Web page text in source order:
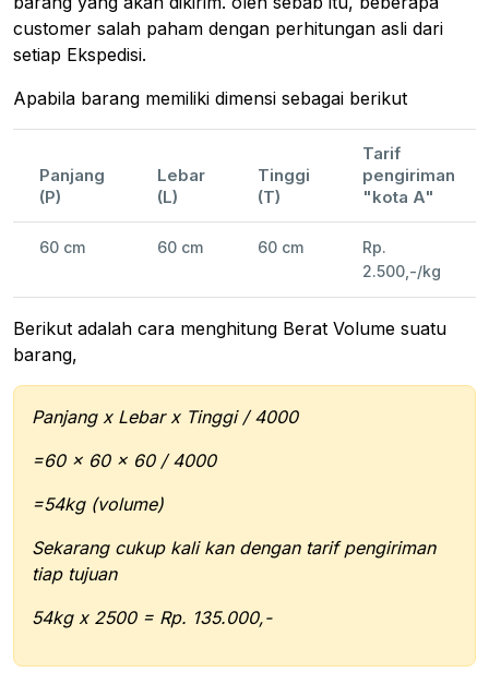
customer salah paham dengan perhitungan asli dari
setiap Ekspedisi.
Apabila barang memiliki dimensi sebagai berikut
Panjang
(P)
Lebar
(L)
Tinggi
(T)
Tarif
pengiriman
"kota A"
60 cm 60 cm 60 cm
Rp.
2.500,-/kg
Berikut adalah cara menghitung Berat Volume suatu
barang,
Panjang x Lebar x Tinggi / 4000
=60 x 60 x 60 / 4000
=54kg (volume)
Sekarang cukup kali kan dengan tarif pengiriman
tiap tujuan
54kg x 2500 = Rp. 135.000,-